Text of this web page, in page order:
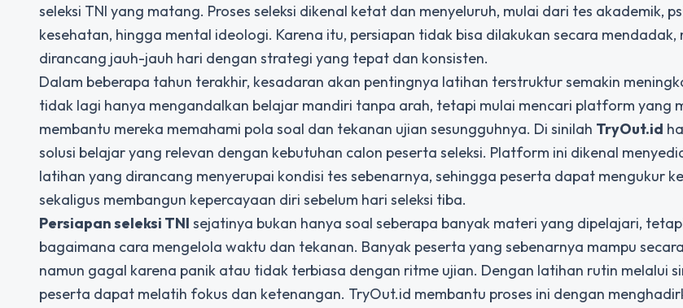
seleksi TNI yang matang. Proses seleksi dikenal ketat dan menyeluruh, mulai dari tes akademik,
kesehatan, hingga mental ideologi. Karena itu, persiapan tidak bisa dilakukan secara mendadak,
dirancang jauh-jauh hari dengan strategi yang tepat dan konsisten.
Dalam beberapa tahun terakhir, kesadaran akan pentingnya latihan terstruktur semakin
tidak lagi hanya mengandalkan belajar mandiri tanpa arah, tetapi mulai mencari platform yang
membantu mereka memahami pola soal dan tekanan ujian sesungguhnya. Di sinilah TryOut.id
solusi belajar yang relevan dengan kebutuhan calon peserta seleksi. Platform ini dikenal
latihan yang dirancang menyerupai kondisi tes sebenarnya, sehingga peserta dapat mengukur
sekaligus membangun kepercayaan diri sebelum hari seleksi tiba.
Persiapan seleksi TNI sejatinya bukan hanya soal seberapa banyak materi yang dipelajari,
bagaimana cara mengelola waktu dan tekanan. Banyak peserta yang sebenarnya mampu
namun gagal karena panik atau tidak terbiasa dengan ritme ujian. Dengan latihan rutin melalui
peserta dapat melatih fokus dan ketenangan. TryOut.id membantu proses ini dengan